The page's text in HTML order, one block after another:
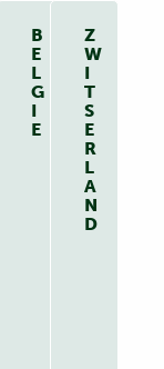
B
E
L
G
I
E
Z
W
I
T
S
E
R
L
A
N
D